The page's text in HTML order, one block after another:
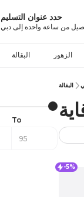
حدد عنوان التسليم
من ساعة واحدة إلى دبي
البقالة الزهور
البقالة
-5%
To